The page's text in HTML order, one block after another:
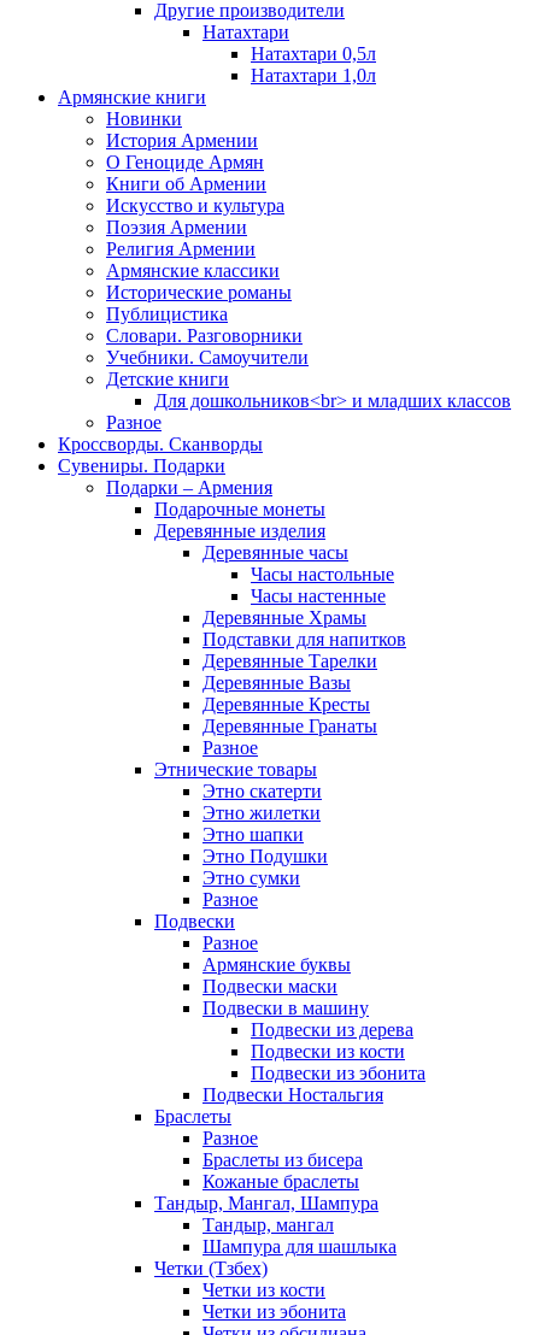
Другие производители
Натахтари
Натахтари 0,5л
Натахтари 1,0л
Армянские книги
Новинки
История Армении
О Геноциде Армян
Книги об Армении
Иcкусство и культура
Поэзия Армении
Религия Армении
Армянские классики
Исторические романы
Публицистика
Словари. Разговорники
Учебники. Самоучители
Детские книги
Для дошкольников<br> и младших классов
Разное
Кроссворды. Сканворды
Сувениры. Подарки
Подарки – Армения
Подарочные монеты
Деревянные изделия
Деревянные часы
Часы настольные
Часы настенные
Деревянные Храмы
Подставки для напитков
Деревянные Тарелки
Деревянные Вазы
Деревянные Кресты
Деревянные Гранаты
Разное
Этнические товары
Этно скатерти
Этно жилетки
Этно шапки
Этно Подушки
Этно сумки
Разное
Подвески
Разное
Армянские буквы
Подвески маски
Подвески в машину
Подвески из дерева
Подвески из кости
Подвески из эбонита
Подвески Ностальгия
Браслеты
Разное
Браслеты из бисера
Кожаные браслеты
Тандыр, Мангал, Шампура
Тандыр, мангал
Шампура для шашлыка
Четки (Тзбех)
Четки из кости
Четки из эбонита